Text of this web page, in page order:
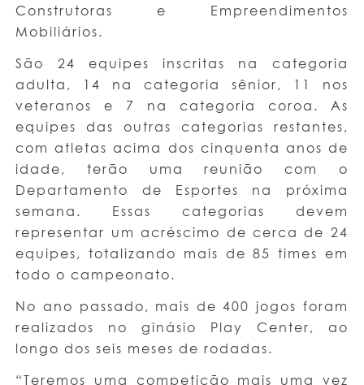
Construtoras e Empreendimentos
Mobiliários.
São 24 equipes inscritas na categoria
adulta, 14 na categoria sênior, 11 nos
veteranos e 7 na categoria coroa. As
equipes das outras categorias restantes,
com atletas acima dos cinquenta anos de
idade, terão uma reunião com o
Departamento de Esportes na próxima
semana. Essas categorias devem
representar um acréscimo de cerca de 24
equipes, totalizando mais de 85 times em
todo o campeonato.
No ano passado, mais de 400 jogos foram
realizados no ginásio Play Center, ao
longo dos seis meses de rodadas.
“Teremos uma competição mais uma vez